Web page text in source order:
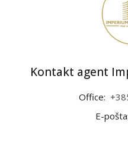
Kontakt agent
Office:
E-pošta: